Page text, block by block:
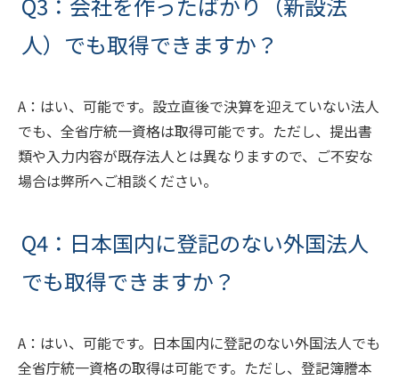
人）でも取得できますか？
A：はい、可能です。設立直後で決算を迎えていない法人
でも、全省庁統一資格は取得可能です。ただし、提出書
類や入力内容が既存法人とは異なりますので、ご不安な
場合は弊所へご相談ください。
Q4：日本国内に登記のない外国法人
でも取得できますか？
A：はい、可能です。日本国内に登記のない外国法人でも
全省庁統一資格の取得は可能です。ただし、登記簿謄本